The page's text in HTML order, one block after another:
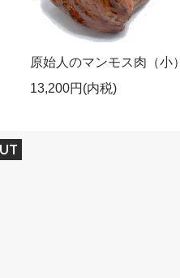
原始人のマンモス肉（小）
13,200円(内税)